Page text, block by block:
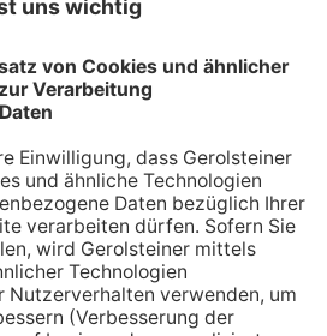
haben. Kleine PET-Flaschen mit
nach dem Aufstehen
Körper Flüssigkeit. Um gut in
du deshalb direkt nach dem
Wasser trinken. Stelle dir
Mineralwasser direkt ans
Morgenritual sofort